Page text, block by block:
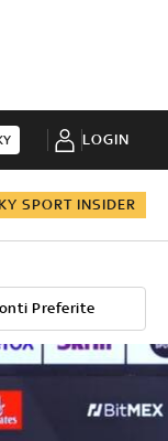
LOGIN
SPORT INSIDER
Preferite